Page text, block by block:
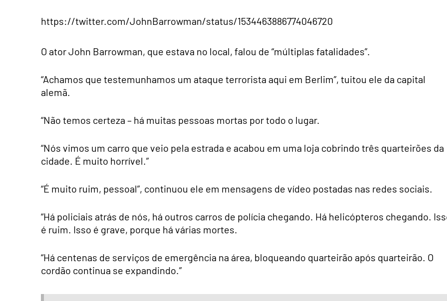
https://twitter.com/JohnBarrowman/status/1534463886774046720
O ator John Barrowman, que estava no local, falou de “múltiplas fatalidades”.
“Achamos que testemunhamos um ataque terrorista aqui em Berlim”, tuitou ele da capital
alemã.
“Não temos certeza – há muitas pessoas mortas por todo o lugar.
“Nós vimos um carro que veio pela estrada e acabou em uma loja cobrindo três quarteirões da
cidade. É muito horrível.”
“É muito ruim, pessoal”, continuou ele em mensagens de vídeo postadas nas redes sociais.
“Há policiais atrás de nós, há outros carros de polícia chegando. Há helicópteros chegando.
é ruim. Isso é grave, porque há várias mortes.
“Há centenas de serviços de emergência na área, bloqueando quarteirão após quarteirão. O
cordão continua se expandindo.”